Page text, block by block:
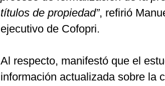
títulos de propiedad”, refirió
ejecutivo de Cofopri.
Al respecto, manifestó que el
información actualizada sobre la